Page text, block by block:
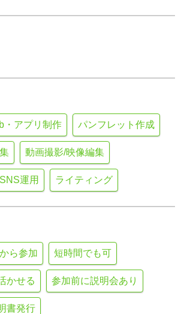
・アプリ制作 パンフレット作成
動画撮影/映像編集
運用 ライティング
ら参加 短時間でも可
かせる 参加前に説明会あり
書発行